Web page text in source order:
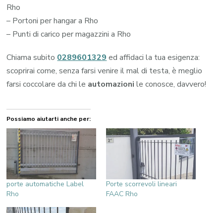
Rho
– Portoni per hangar a Rho
– Punti di carico per magazzini a Rho
Chiama subito 0289601329 ed affidaci la tua esigenza:
scoprirai come, senza farsi venire il mal di testa, è meglio
farsi coccolare da chi le automazioni le conosce, davvero!
Possiamo aiutarti anche per:
porte automatiche Label
Rho
Porte scorrevoli lineari
FAAC Rho